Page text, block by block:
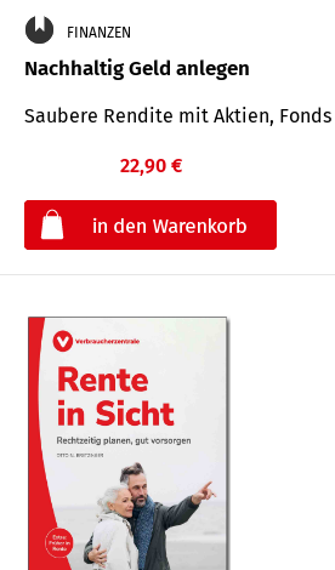
FINANZEN
Nachhaltig Geld anlegen
Saubere Rendite mit Aktien, Fonds
22,90 €